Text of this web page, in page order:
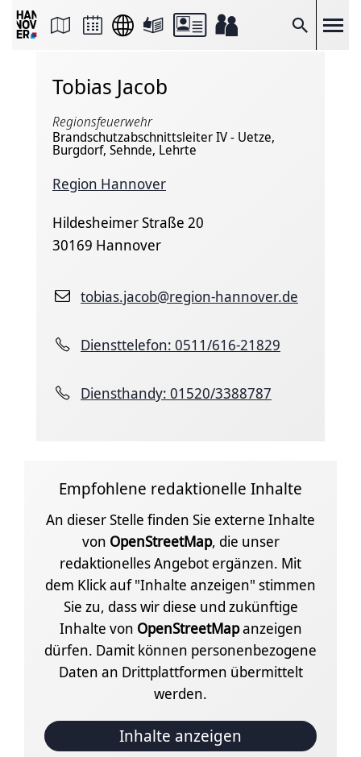
Suche
Seite
FacebookTobias Jacob
Regionsfeuerwehr
Brandschutzabschnittsleiter IV - Uetze,
Burgdorf, Sehnde, Lehrte
Region Hannover
Hildesheimer Straße 20
30169 Hannover
tobias.jacob@region-hannover.de
Diensttelefon: 0511/616-21829
Diensthandy: 01520/3388787
Empfohlene redaktionelle Inhalte
An dieser Stelle finden Sie externe Inhalte
von OpenStreetMap, die unser
redaktionelles Angebot ergänzen. Mit
dem Klick auf "Inhalte anzeigen" stimmen
Sie zu, dass wir diese und zukünftige
Inhalte von OpenStreetMapanzeigen
dürfen. Damit können personenbezogene
Daten an Drittplattformen übermittelt
werden.
Inhalte anzeigen